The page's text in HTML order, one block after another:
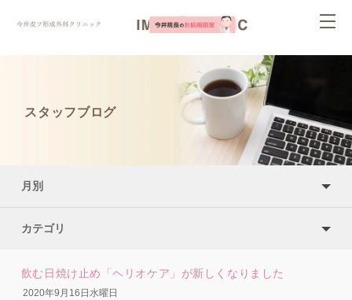
スタッフブログ
月別
カテゴリ
飲む日焼け止め「ヘリオケア」が新しくなりました
2020年9月16日水曜日